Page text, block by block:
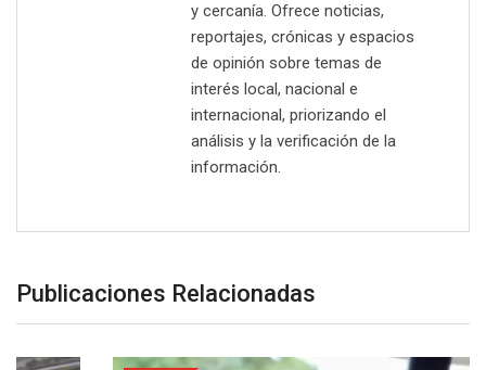
y cercanía. Ofrece noticias,
reportajes, crónicas y espacios
de opinión sobre temas de
interés local, nacional e
internacional, priorizando el
análisis y la verificación de la
información.
Publicaciones Relacionadas